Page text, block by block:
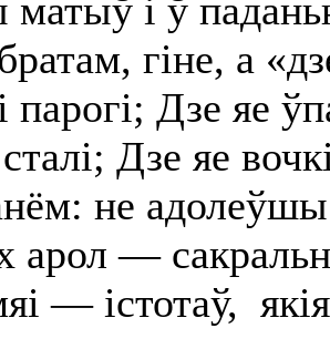
і ў
гіне, а
парогі; Дзе яе
Дзе яе
не
арол —
— істотаў,